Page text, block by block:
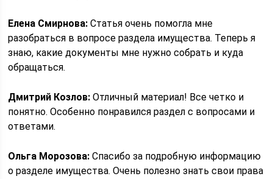
Елена Смирнова: Статья очень помогла мне
разобраться в вопросе раздела имущества. Теперь я
знаю, какие документы мне нужно собрать и куда
обращаться.
Дмитрий Козлов: Отличный материал! Все четко и
понятно. Особенно понравился раздел с вопросами и
ответами.
Ольга Морозова: Спасибо за подробную информацию
о разделе имущества. Очень полезно знать свои права